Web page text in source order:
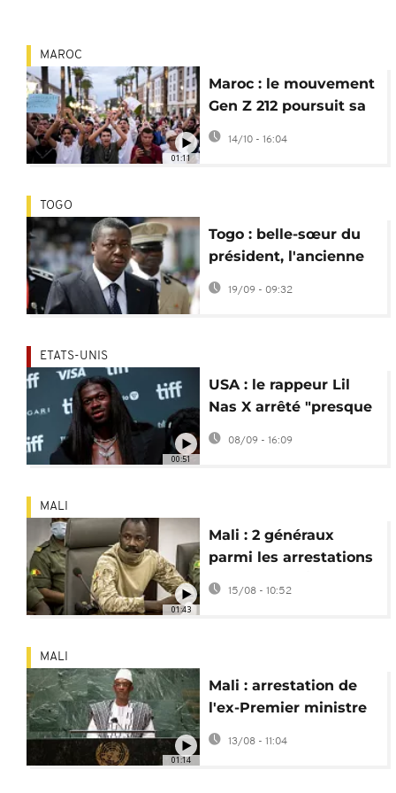
01:11
MAROC
Maroc : le mouvement
Gen Z 212 poursuit sa
mobilisation
14/10 - 16:04
TOGO
Togo : belle-sœur du
président, l'ancienne
ministre de la Défense
arrêtée
19/09 - 09:32
00:51
ETATS-UNIS
USA : le rappeur Lil
Nas X arrêté "presque
nu" dans les rues de
Los Angeles
08/09 - 16:09
01:43
MALI
Mali : 2 généraux
parmi les arrestations
pour coup d'État
présumé
15/08 - 10:52
01:14
MALI
Mali : arrestation de
l'ex-Premier ministre
Choguel Kokalla
Maïga
13/08 - 11:04